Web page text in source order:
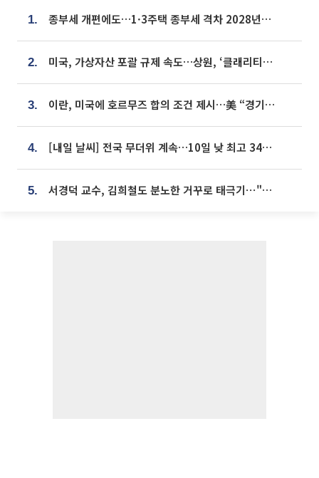
1. 종부세 개편에도…1·3주택 종부세 격차 2028년부터 확대
2. 미국, 가상자산 포괄 규제 속도…상원, ‘클래리티법’ 9월 절차투표 추진
3. 이란, 미국에 호르무즈 합의 조건 제시…美 “경기 아직 안 끝나” [종합]
4. [내일 날씨] 전국 무더위 계속…10일 낮 최고 34도 육박
5. 서경덕 교수, 김희철도 분노한 거꾸로 태극기⋯"엉터리는 아냐, 아쉬울 뿐"